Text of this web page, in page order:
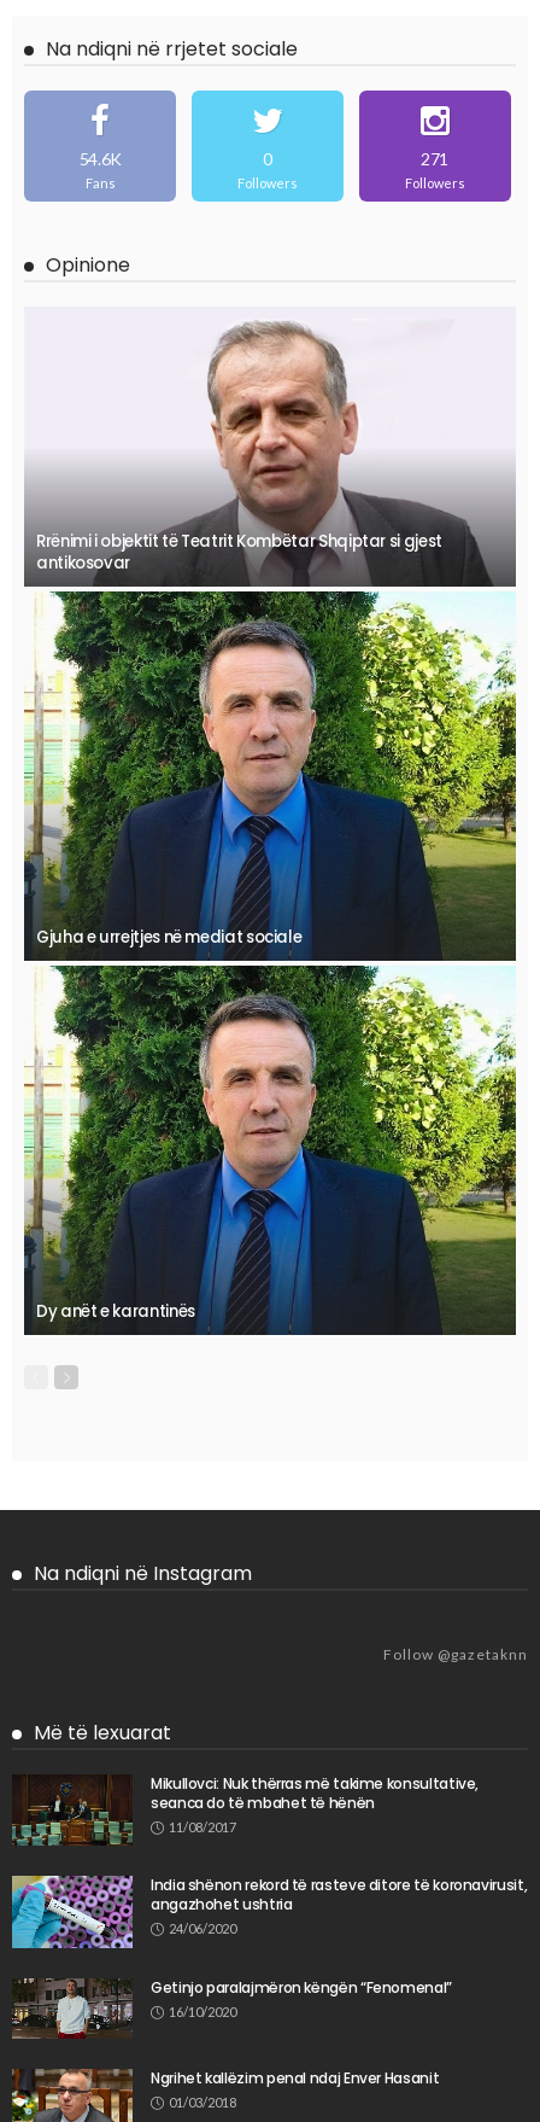
Na ndiqni në rrjetet sociale
54.6K
Fans
0
Followers
271
Followers
Opinione
Rrënimi i objektit të Teatrit Kombëtar Shqiptar si gjest
antikosovar
Gjuha e urrejtjes në mediat sociale
Dy anët e karantinës
Na ndiqni në Instagram
Follow @gazetaknn
Më të lexuarat
Mikullovci: Nuk thërras më takime konsultative,
seanca do të mbahet të hënën
11/08/2017
India shënon rekord të rasteve ditore të koronavirusit,
angazhohet ushtria
24/06/2020
Getinjo paralajmëron këngën “Fenomenal”
16/10/2020
Ngrihet kallëzim penal ndaj Enver Hasanit
01/03/2018